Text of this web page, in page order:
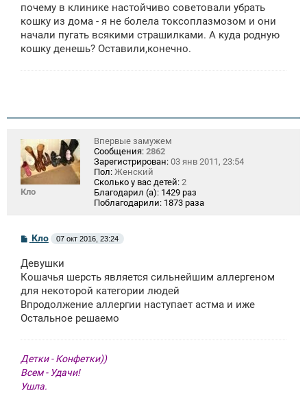
щ
н
и
почему в клинике настойчиво советовали убрать
кошку из дома - я не болела токсоплазмозом и они
начали пугать всякими страшилками. А куда родную
кошку денешь? Оставили,конечно.
Кло
Впервые замужем
Сообщения: 2862
Зарегистрирован: 03 янв 2011, 23:54
Пол: Женский
Сколько у вас детей: 2
Благодарил (а): 1429 раз
Поблагодарили: 1873 раза
С
о
б
щ
н
и
Кло 07 окт 2016, 23:24
Девушки
Кошачья шерсть является сильнейшим аллергеном
для некоторой категории людей
Впродолжение аллергии наступает астма и иже
Остальное решаемо
Детки - Конфетки))
Всем - Удачи!
Ушла.